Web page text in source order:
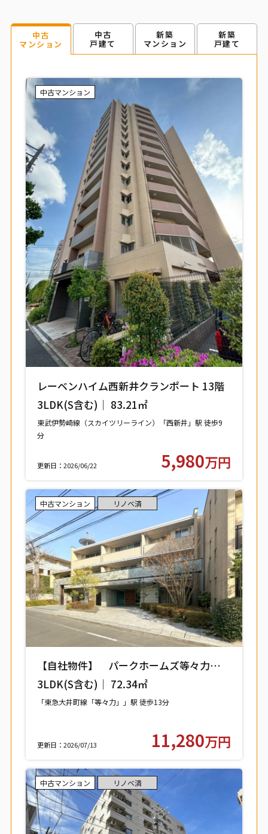
中古
マンション
中古
戸建て
新築
マンション
新築
戸建て
中古マンション
レーベンハイム西新井クランポート 13階
3LDK(S含む)｜ 83.21㎡
東武伊勢崎線（スカイツリーライン）「西新井」駅 徒歩9
分
更新日：2026/06/22 5,980万円
中古マンション リノベ済
【自社物件】 パークホームズ等々力レジ
デンススクエア 208号室 【世田谷区中
町】
3LDK(S含む)｜ 72.34㎡
「東急大井町線「等々力」」駅 徒歩13分
更新日：2026/07/13 11,280万円
中古マンション リノベ済